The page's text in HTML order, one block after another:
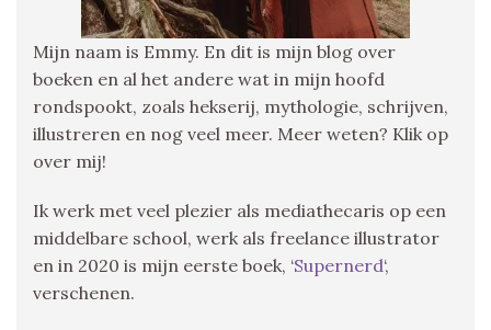
Mijn naam is Emmy. En dit is mijn blog over
boeken en al het andere wat in mijn hoofd
rondspookt, zoals hekserij, mythologie, schrijven,
illustreren en nog veel meer. Meer weten? Klik op
over mij!
Ik werk met veel plezier als mediathecaris op een
middelbare school, werk als freelance illustrator
en in 2020 is mijn eerste boek, ‘Supernerd‘,
verschenen.